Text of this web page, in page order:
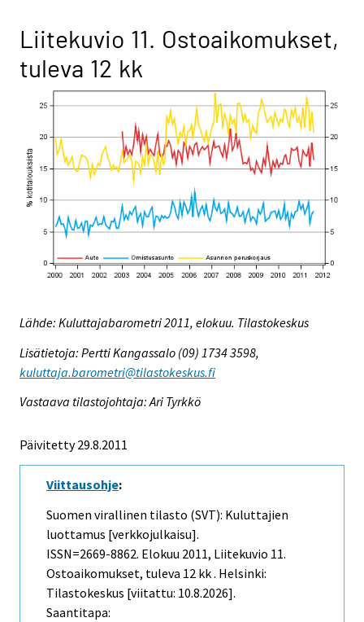
Liitekuvio 11. Ostoaikomukset,
tuleva 12 kk
Lähde: Kuluttajabarometri 2011, elokuu. Tilastokeskus
Lisätietoja: Pertti Kangassalo (09) 1734 3598,
kuluttaja.barometri@tilastokeskus.fi
Vastaava tilastojohtaja: Ari Tyrkkö
Päivitetty 29.8.2011
Viittausohje:
Suomen virallinen tilasto (SVT): Kuluttajien
luottamus [verkkojulkaisu].
ISSN=2669-8862. Elokuu 2011, Liitekuvio 11.
Ostoaikomukset, tuleva 12 kk . Helsinki:
Tilastokeskus [viitattu: 10.8.2026].
Saantitapa: